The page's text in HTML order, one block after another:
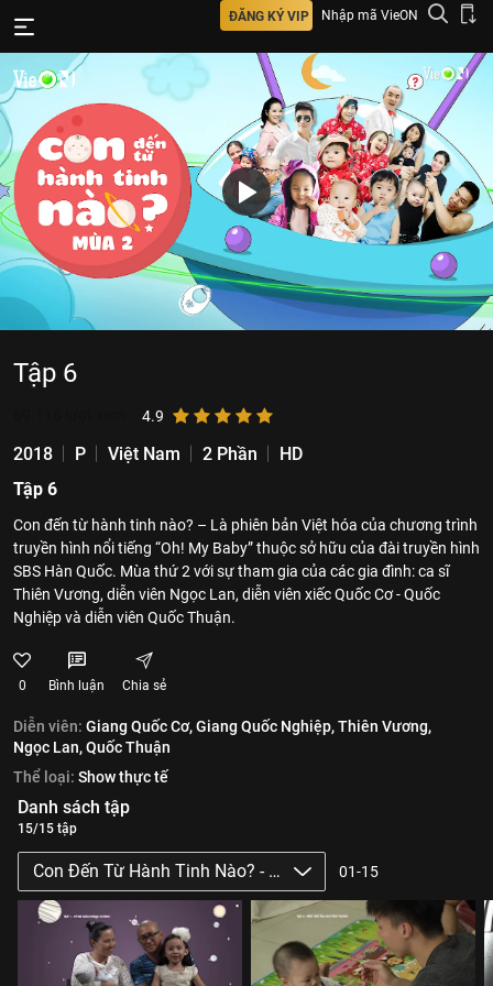
ĐĂNG KÝ VIP Nhập mã VieON
Tập 6
4.9
2018 P Việt Nam 2 Phần
HD
Tập 6
Con đến từ hành tinh nào? – Là phiên bản Việt hóa của chương trình
truyền hình nổi tiếng “Oh! My Baby” thuộc sở hữu của đài truyền hình
SBS Hàn Quốc. Mùa thứ 2 với sự tham gia của các gia đình: ca sĩ
Thiên Vương, diễn viên Ngọc Lan, diễn viên xiếc Quốc Cơ - Quốc
Nghiệp và diễn viên Quốc Thuận.
0 Bình luận Chia sẻ
Diễn viên: Giang Quốc Cơ,Giang Quốc Nghiệp,Thiên Vương,
Ngọc Lan,Quốc Thuận
Thể loại: Show thực tế
Danh sách tập
15/15 tập
Con Đến Từ Hành Tinh Nào? - Mùa 2 01-15